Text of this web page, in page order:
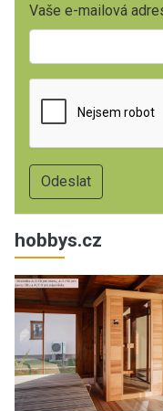
Vaše e-mailová
hobbys.cz